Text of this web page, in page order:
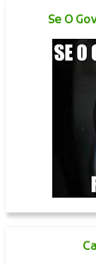
Se O